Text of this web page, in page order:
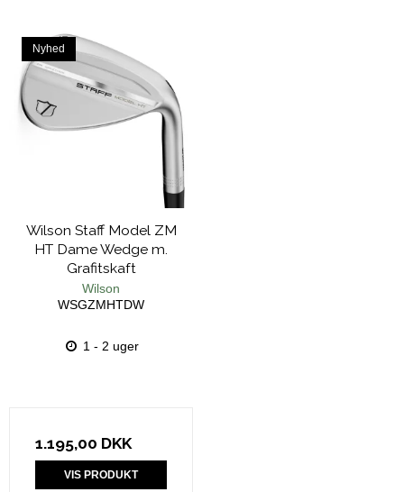
Nyhed
Wilson Staff Model ZM
HT Dame Wedge m.
Grafitskaft
Wilson
WSGZMHTDW
1 - 2 uger
1.195,00 DKK
VIS PRODUKT